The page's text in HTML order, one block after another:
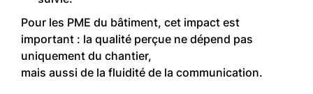
Pour les PME du bâtiment, cet impact est
important : la qualité perçue ne dépend pas
uniquement du chantier,
mais aussi de la fluidité de la communication.